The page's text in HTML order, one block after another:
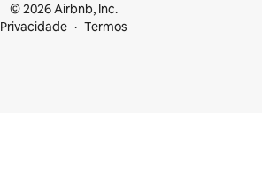
© 2026 Airbnb, Inc.
Privacidade
Termos